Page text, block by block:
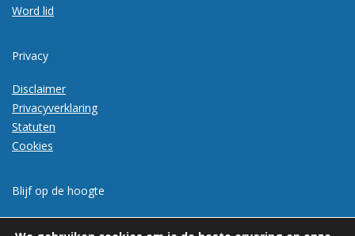
Word lid
Privacy
Disclaimer
Privacyverklaring
Statuten
Cookies
Blijf op de hoogte